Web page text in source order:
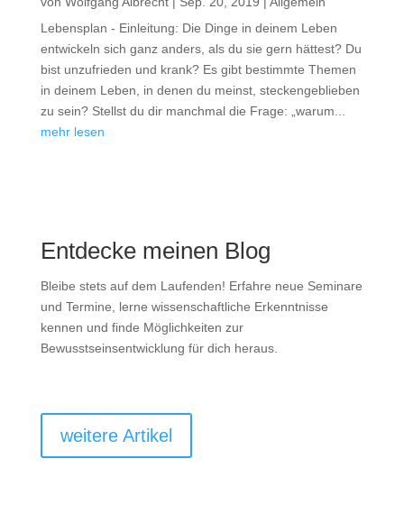
Lebensplan - Einleitung: Die Dinge in deinem Leben
entwickeln sich ganz anders, als du sie gern hättest? Du
bist unzufrieden und krank? Es gibt bestimmte Themen
in deinem Leben, in denen du meinst, steckengeblieben
zu sein? Stellst du dir manchmal die Frage: „warum...
mehr lesen
Entdecke meinen Blog
Bleibe stets auf dem Laufenden! Erfahre neue Seminare
und Termine, lerne wissenschaftliche Erkenntnisse
kennen und finde Möglichkeiten zur
Bewusstseinsentwicklung für dich heraus.
weitere Artikel